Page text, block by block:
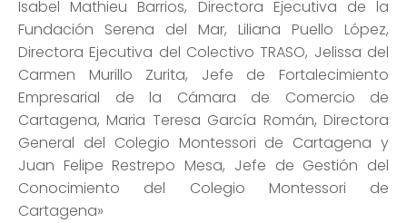
Isabel Mathieu Barrios, Directora Ejecutiva de la
Fundación Serena del Mar, Liliana Puello López,
Directora Ejecutiva del Colectivo TRASO, Jelissa del
Carmen Murillo Zurita, Jefe de Fortalecimiento
Empresarial de la Cámara de Comercio de
Cartagena, Maria Teresa García Román, Directora
General del Colegio Montessori de Cartagena y
Juan Felipe Restrepo Mesa, Jefe de Gestión del
Conocimiento del Colegio Montessori de
Cartagena»